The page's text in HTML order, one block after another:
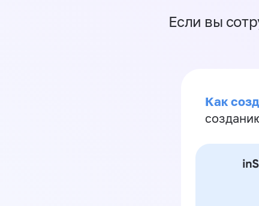
Если вы
Как